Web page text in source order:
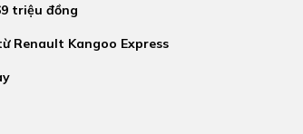
triệu đồng
Renault Kangoo Express